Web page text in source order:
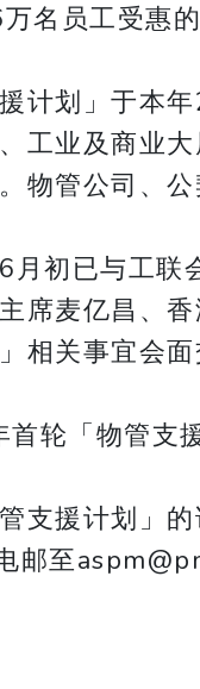
名员工受惠
援计划」于本
工业及商业
物管公司、
月初已与工联
席麦亿昌、
相关事宜会面
轮「物管支
支援计划」
邮至